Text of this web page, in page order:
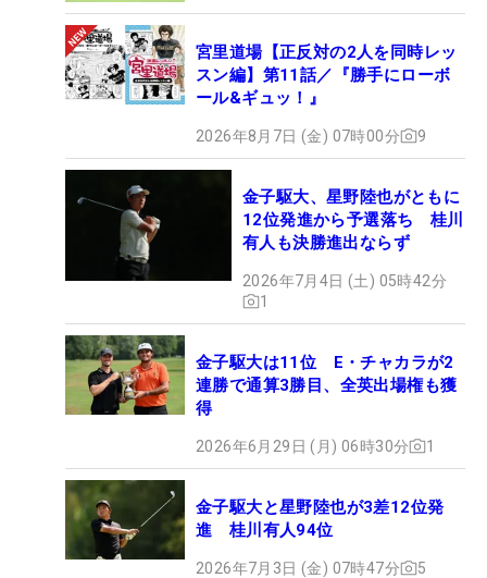
宮里道場【正反対の2人を同時レッ
スン編】第11話／『勝手にローボ
ール&ギュッ！』
2026年8月7日 (金) 07時00分 9
金子駆大、星野陸也がともに
12位発進から予選落ち 桂川
有人も決勝進出ならず
2026年7月4日 (土) 05時42分
1
金子駆大は11位 E・チャカラが2
連勝で通算3勝目、全英出場権も獲
得
2026年6月29日 (月) 06時30分 1
金子駆大と星野陸也が3差12位発
進 桂川有人94位
2026年7月3日 (金) 07時47分 5